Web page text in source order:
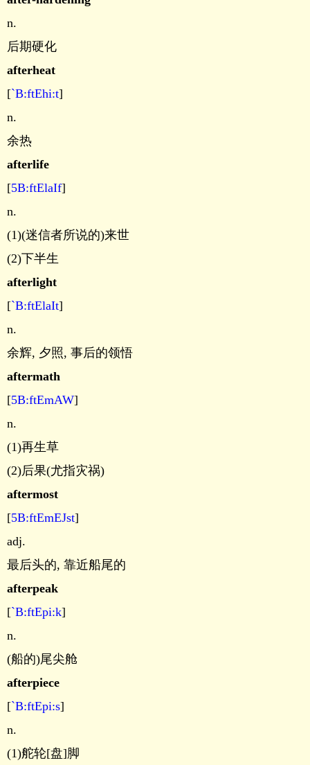
n.
后期硬化
afterheat
[`B:ftEhi:t]
n.
余热
afterlife
[5B:ftElaIf]
n.
(1)(迷信者所说的)来世
(2)下半生
afterlight
[`B:ftElaIt]
n.
余辉, 夕照, 事后的领悟
aftermath
[5B:ftEmAW]
n.
(1)再生草
(2)后果(尤指灾祸)
aftermost
[5B:ftEmEJst]
adj.
最后头的, 靠近船尾的
afterpeak
[`B:ftEpi:k]
n.
(船的)尾尖舱
afterpiece
[`B:ftEpi:s]
n.
(1)舵轮[盘]脚